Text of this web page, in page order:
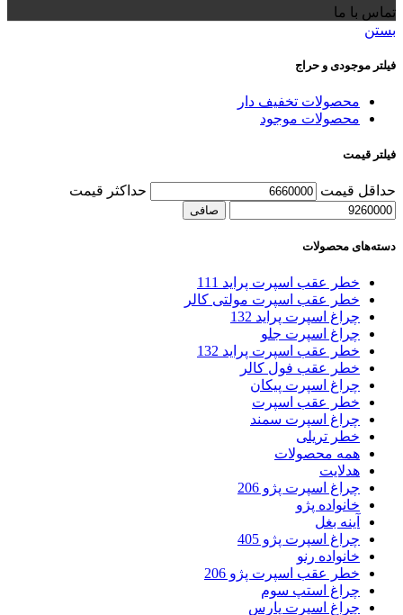
تماس با ما
بستن
فیلتر موجودی و حراج
محصولات تخفیف دار
محصولات موجود
فیلتر قیمت
حداقل قیمت حداكثر قيمت
صافی
دسته‌های محصولات
خطر عقب اسپرت پراید 111
خطر عقب اسپرت مولتی کالر
چراغ اسپرت پراید 132
چراغ اسپرت جلو
خطر عقب اسپرت پراید 132
خطر عقب فول کالر
چراغ اسپرت پیکان
خطر عقب اسپرت
چراغ اسپرت سمند
خطر تریلی
همه محصولات
هدلایت
چراغ اسپرت پژو 206
خانواده پژو
آینه بغل
چراغ اسپرت پژو 405
خانواده رنو
خطر عقب اسپرت پژو 206
چراغ استپ سوم
چراغ اسپرت پارس